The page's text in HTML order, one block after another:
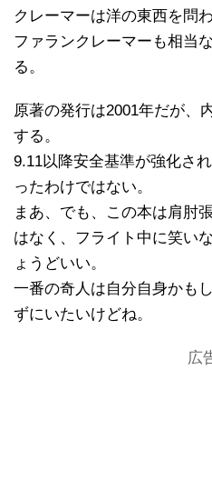
クレーマーは洋の東西を問
ファランクレーマーも相当
る。
原著の発行は2001年だが、
する。
9.11以降安全基準が強化さ
ったわけではない。
まあ、でも、この本は肩肘
はなく、フライト中に笑い
ょうどいい。
一番の奇人は自分自身かも
ずにいたいけどね。
広